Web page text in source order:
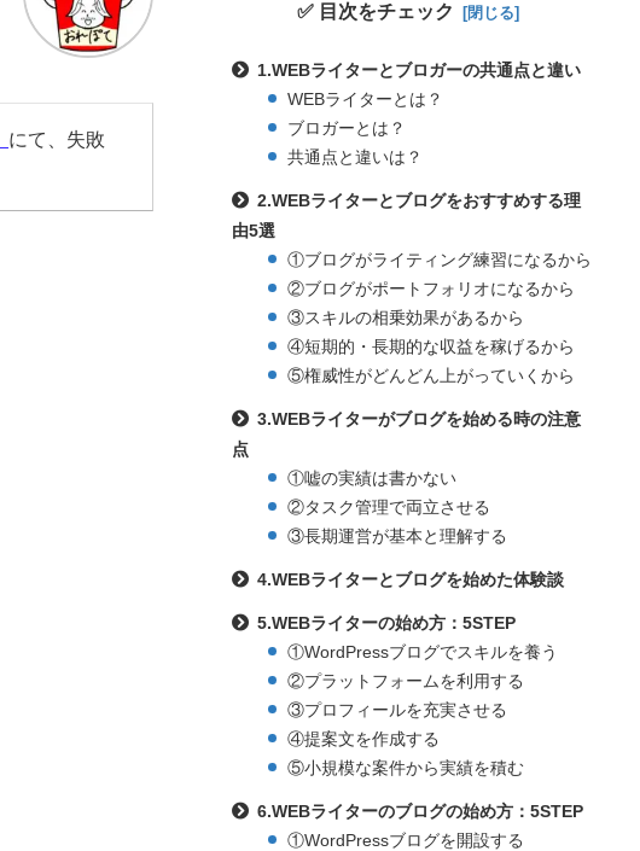
にて、失敗
✅ 目次をチェック
1.WEBライターとブロガーの共通点と違い
WEBライターとは？
ブロガーとは？
共通点と違いは？
2.WEBライターとブログをおすすめする理
由5選
①ブログがライティング練習になるから
②ブログがポートフォリオになるから
③スキルの相乗効果があるから
④短期的・長期的な収益を稼げるから
⑤権威性がどんどん上がっていくから
3.WEBライターがブログを始める時の注意
点
①嘘の実績は書かない
②タスク管理で両立させる
③長期運営が基本と理解する
4.WEBライターとブログを始めた体験談
5.WEBライターの始め方：5STEP
①WordPressブログでスキルを養う
②プラットフォームを利用する
③プロフィールを充実させる
④提案文を作成する
⑤小規模な案件から実績を積む
6.WEBライターのブログの始め方：5STEP
①WordPressブログを開設する